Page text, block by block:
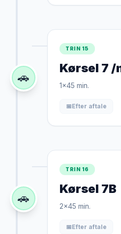
TRIN 15
Kørsel 7 /
1x45 min.
📅Efter aftale
🚗
TRIN 16
Kørsel 7B
2x45 min.
📅Efter aftale
🚗